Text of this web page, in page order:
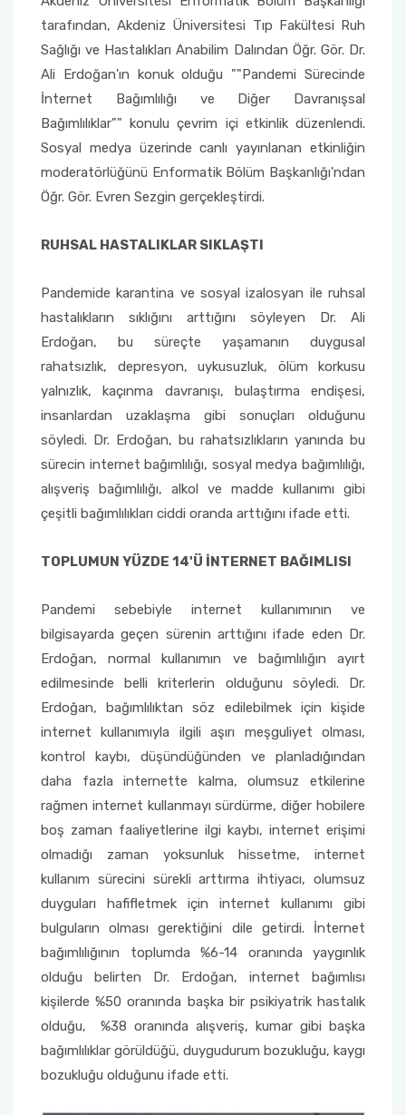
tarafından, Akdeniz Üniversitesi Tıp Fakültesi Ruh
Sağlığı ve Hastalıkları Anabilim Dalından Öğr. Gör. Dr.
Ali Erdoğan'ın konuk olduğu ""Pandemi Sürecinde
İnternet Bağımlılığı ve Diğer Davranışsal
Bağımlılıklar"" konulu çevrim içi etkinlik düzenlendi.
Sosyal medya üzerinde canlı yayınlanan etkinliğin
moderatörlüğünü Enformatik Bölüm Başkanlığı'ndan
Öğr. Gör. Evren Sezgin gerçekleştirdi.
RUHSAL HASTALIKLAR SIKLAŞTI
Pandemide karantina ve sosyal izalosyan ile ruhsal
hastalıkların sıklığını arttığını söyleyen Dr. Ali
Erdoğan, bu süreçte yaşamanın duygusal
rahatsızlık, depresyon, uykusuzluk, ölüm korkusu
yalnızlık, kaçınma davranışı, bulaştırma endişesi,
insanlardan uzaklaşma gibi sonuçları olduğunu
söyledi. Dr. Erdoğan, bu rahatsızlıkların yanında bu
sürecin internet bağımlılığı, sosyal medya bağımlılığı,
alışveriş bağımlılığı, alkol ve madde kullanımı gibi
çeşitli bağımlılıkları ciddi oranda arttığını ifade etti.
TOPLUMUN YÜZDE 14'Ü İNTERNET BAĞIMLISI
Pandemi sebebiyle internet kullanımının ve
bilgisayarda geçen sürenin arttığını ifade eden Dr.
Erdoğan, normal kullanımın ve bağımlılığın ayırt
edilmesinde belli kriterlerin olduğunu söyledi. Dr.
Erdoğan, bağımlılıktan söz edilebilmek için kişide
internet kullanımıyla ilgili aşırı meşguliyet olması,
kontrol kaybı, düşündüğünden ve planladığından
daha fazla internette kalma, olumsuz etkilerine
rağmen internet kullanmayı sürdürme, diğer hobilere
boş zaman faaliyetlerine ilgi kaybı, internet erişimi
olmadığı zaman yoksunluk hissetme, internet
kullanım sürecini sürekli arttırma ihtiyacı, olumsuz
duyguları hafifletmek için internet kullanımı gibi
bulguların olması gerektiğini dile getirdi. İnternet
bağımlılığının toplumda %6-14 oranında yaygınlık
olduğu belirten Dr. Erdoğan, internet bağımlısı
kişilerde %50 oranında başka bir psikiyatrik hastalık
olduğu, %38 oranında alışveriş, kumar gibi başka
bağımlılıklar görüldüğü, duygudurum bozukluğu, kaygı
bozukluğu olduğunu ifade etti.
2022-2026 Stratejik Planı
Faaliyet Raporları
Akademik Tören
İlahiyat Fakültesi
İletişim Fakültesi
Kemer Denizcilik Fakültesi
Kumluca Sağlık Bilimleri Fakültesi
Manavgat Yabancı Diller Fakültesi
Mühendislik Fakültesi
Sağlık Bilimleri Fakültesi
Serik İşletme Fakültesi
Tıp Fakültesi
Turizm Fakültesi
Uygulamalı Bilimler Fakültesi
Ziraat Fakültesi
Sağlık Hizmetleri MYO
Serik Gülsün Süleyman Süral MYO
Sosyal Bilimler MYO
Teknik Bilimler MYO
Yapı İşleri ve Teknik Daire Başkanlığı
Uluslararası İlişkiler Ofisi
Mezun Bilgi Sistemi
Sıkça Sorulan Sorular
Online Sağlık Hizmetleri Randevu Sistemi
Yönetim Sistemi)
Dış Kaynaklı Proje Takip Sistemi
AB Projeleri
TÜBİTAK Projeleri
Web of Science
SciVal